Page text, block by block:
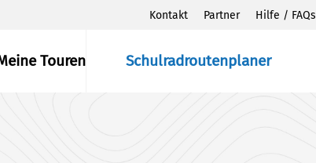
Kontakt Partner Hilfe / FAQs
Touren Schulradroutenplaner